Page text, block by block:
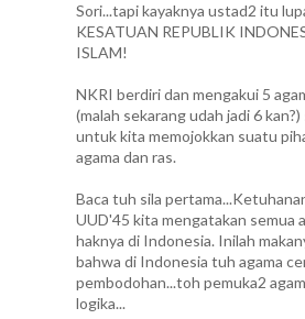
Sori...tapi kayaknya ustad2 itu
KESATUAN REPUBLIK
ISLAM!
NKRI berdiri dan mengakui 5
(malah sekarang udah jadi 6
untuk kita memojokkan suatu
agama dan ras.
Baca tuh sila
UUD'45 kita mengatakan semua
haknya di Indonesia. Inilah
bahwa di Indonesia tuh agama
pembodohan...toh pemuka2
logika...